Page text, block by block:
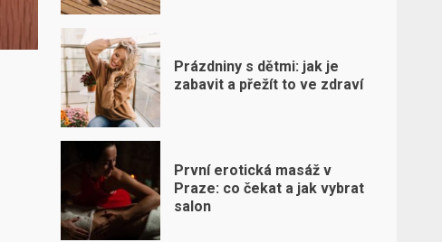
Prázdniny s dětmi: jak je
zabavit a přežít to ve zdraví
První erotická masáž v
Praze: co čekat a jak vybrat
salon